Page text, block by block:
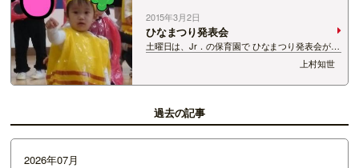
2015年3月2日
ひなまつり発表会
土曜日は、Jr．の保育園で ひなまつり発表会があ
りました☆ 演目は「むしのおんがくたい」 何日
も前から音楽に合わせて練習を重ねてきたそうで
す。 当日は、はちの衣装を身にまとい、 最初は
上村知世
過去の記事
2026年07月